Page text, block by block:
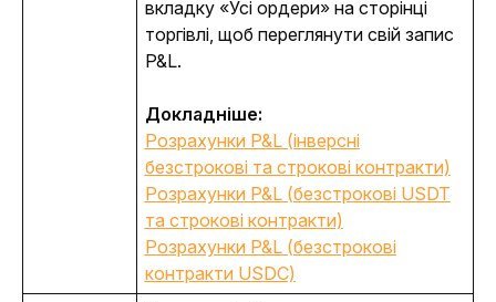
вкладку «Усі ордери» на сторінці
торгівлі, щоб переглянути свій запис
P&L.
Докладніше:
Розрахунки P&L (інверсні
безстрокові та строкові контракти)
Розрахунки P&L (безстрокові USDT
та строкові контракти)
Розрахунки P&L (безстрокові
контракти USDC)